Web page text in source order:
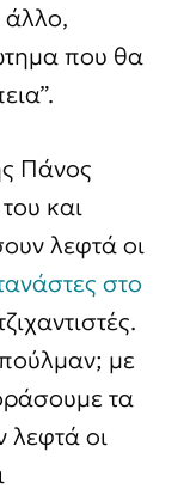
άλλο,
που θα
Πάνος
και
λεφτά οι
στο
με
τα
λεφτά οι